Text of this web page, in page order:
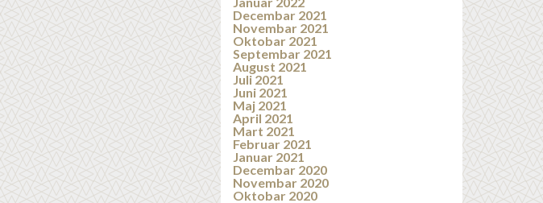
Decembar 2021
Novembar 2021
Oktobar 2021
Septembar 2021
August 2021
Juli 2021
Juni 2021
Maj 2021
April 2021
Mart 2021
Februar 2021
Januar 2021
Decembar 2020
Novembar 2020
Oktobar 2020